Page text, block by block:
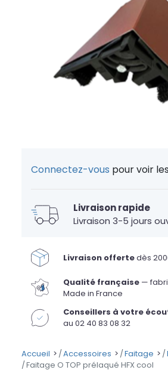
Accueil Accessoires Faitage
Faitage O TOP prélaqué HFX cool
Connectez-vous pour voir
Livraison rapide
Livraison 3-5 jours
Livraison offertedès
Qualité française —
Made in France
Conseillers à votre
au 02 40 83 08 32